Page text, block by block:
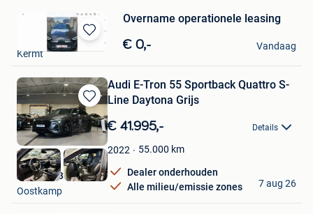
Bewaren
in
Favorieten
Overname operationele leasing
€ 0,-
Kermt
Vandaag
Bewaren
in
Mijn
Favorieten
Audi E-Tron 55 Sportback Quattro S-
Line Daytona Grijs
€ 41.995,- Details
2022 55.000 km
Dealer onderhouden
Alle milieu/emissie zones
Autofest Belgium
Oostkamp
7 aug 26